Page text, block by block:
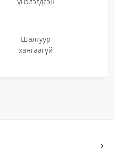
Шалгуур
хангаагүй